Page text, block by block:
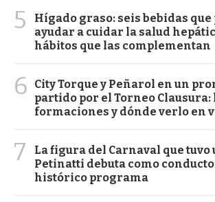
5
Hígado graso: seis bebidas que
ayudar a cuidar la salud
hábitos que las complementan
6
City Torque y Peñarol en un
partido por el Torneo Clausura:
formaciones y dónde verlo en
7
La figura del Carnaval que tuvo
Petinatti debuta como
histórico programa